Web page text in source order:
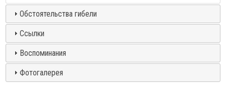
Обстоятельства гибели
Ссылки
Воспоминания
Фотогалерея